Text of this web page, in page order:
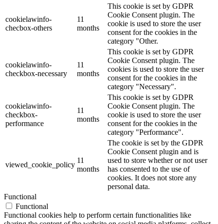
cookielawinfo-
checbox-others
11
months
This cookie is set by GDPR
Cookie Consent plugin. The
cookie is used to store the user
consent for the cookies in the
category "Other.
cookielawinfo-
checkbox-necessary
11
months
This cookie is set by GDPR
Cookie Consent plugin. The
cookies is used to store the user
consent for the cookies in the
category "Necessary".
cookielawinfo-
checkbox-
performance
11
months
This cookie is set by GDPR
Cookie Consent plugin. The
cookie is used to store the user
consent for the cookies in the
category "Performance".
viewed_cookie_policy
11
months
The cookie is set by the GDPR
Cookie Consent plugin and is
used to store whether or not user
has consented to the use of
cookies. It does not store any
personal data.
Functional
Functional
Functional cookies help to perform certain functionalities like